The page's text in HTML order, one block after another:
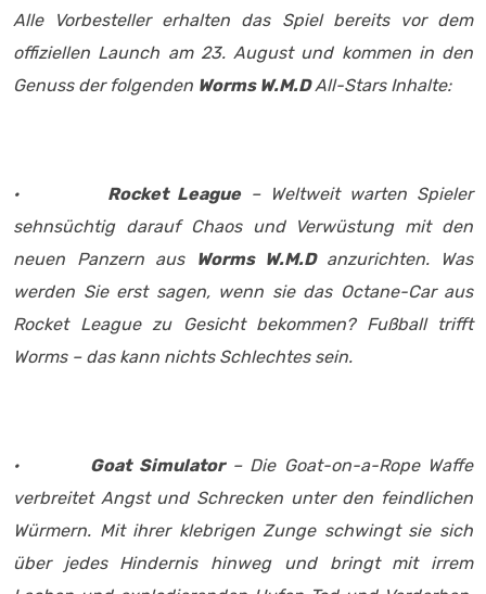
Alle Vorbesteller erhalten das Spiel bereits vor dem
offiziellen Launch am 23. August und kommen in den
Genuss der folgenden Worms W.M.DAll-Stars Inhalte:
· Rocket League– Weltweit warten Spieler
sehnsüchtig darauf Chaos und Verwüstung mit den
neuen Panzern aus
Worms W.M.D anzurichten. Was
werden Sie erst sagen, wenn sie das Octane-Car aus
Rocket League zu Gesicht bekommen? Fußball trifft
Worms – das kann nichts Schlechtes sein.
· Goat Simulator– Die Goat-on-a-Rope Waffe
verbreitet Angst und Schrecken unter den feindlichen
Würmern. Mit ihrer klebrigen Zunge schwingt sie sich
über jedes Hindernis hinweg und bringt mit irrem